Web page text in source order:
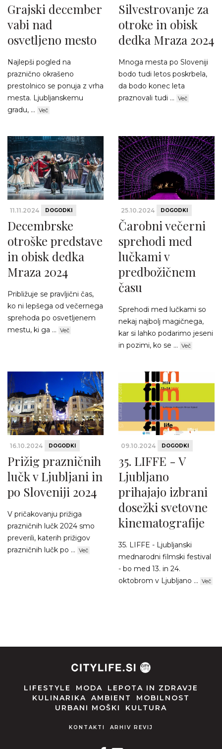
Grajski december
vabi nad
osvetljeno mesto
Najlepši pogled na
praznično okrašeno
prestolnico se ponuja z vrha
mesta. Ljubljanskemu
gradu, ... Več
Silvestrovanje za
otroke in obisk
dedka Mraza 2024
Mnoga mesta po Sloveniji
bodo tudi letos poskrbela,
da bodo konec leta
praznovali tudi ... Več
11.11.2024 DOGODKI
Decembrske
otroške predstave
in obisk dedka
Mraza 2024
Približuje se pravljični čas,
ko ni lepšega od večernega
sprehoda po osvetljenem
mestu, ki ga ... Več
25.10.2024 DOGODKI
Čarobni večerni
sprehodi med
lučkami v
predbožičnem
času
Sprehodi med lučkami so
nekaj najbolj magičnega,
kar si lahko podarimo jeseni
in pozimi, ko se ... Več
16.10.2024 DOGODKI
Prižig prazničnih
lučk v Ljubljani in
po Sloveniji 2024
V pričakovanju prižiga
prazničnih lučk 2024 smo
preverili, katerih prižigov
prazničnih lučk po ... Več
09.10.2024 DOGODKI
35. LIFFE - V
Ljubljano
prihajajo izbrani
dosežki svetovne
kinematografije
35. LIFFE - Ljubljanski
mednarodni filmski festival
- bo med 13. in 24.
oktobrom v Ljubljano ... Več
LIFESTYLE MODA
LEPOTA IN ZDRAVJE
KULINARIKA
AMBIENT
MOBILNOST
URBANI MOŠKI
KULTURA
KONTAKTI ARHIV REVIJ